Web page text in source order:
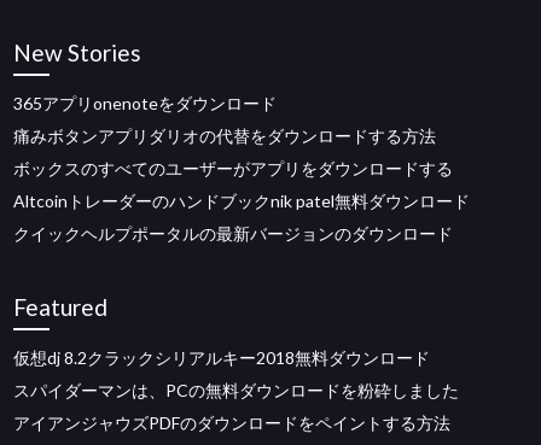
New Stories
365アプリonenoteをダウンロード
痛みボタンアプリダリオの代替をダウンロードする方法
ボックスのすべてのユーザーがアプリをダウンロードする
Altcoinトレーダーのハンドブックnik patel無料ダウンロード
クイックヘルプポータルの最新バージョンのダウンロード
Featured
仮想dj 8.2クラックシリアルキー2018無料ダウンロード
スパイダーマンは、PCの無料ダウンロードを粉砕しました
アイアンジャウズPDFのダウンロードをペイントする方法